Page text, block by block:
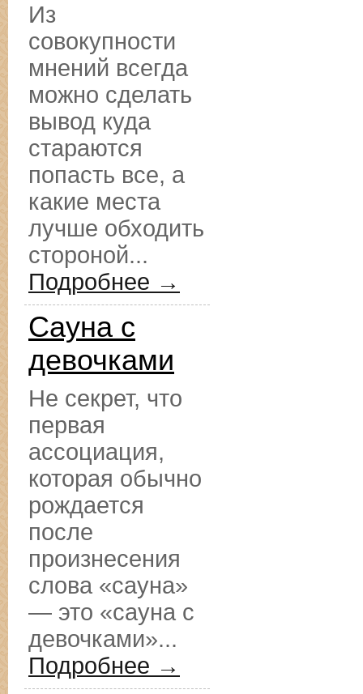
Из
совокупности
мнений всегда
можно сделать
вывод куда
стараются
попасть все, а
какие места
лучше обходить
стороной...
Подробнее →
Сауна с
девочками
Не секрет, что
первая
ассоциация,
которая обычно
рождается
после
произнесения
слова «сауна»
— это «сауна с
девочками»...
Подробнее →